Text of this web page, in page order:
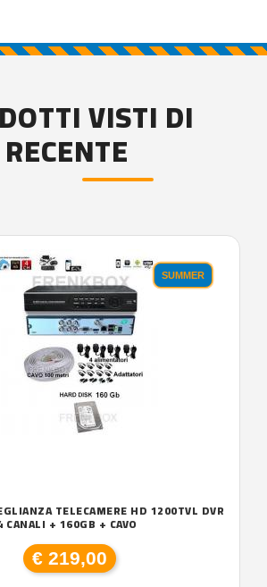
VISTI DI
RECENTE
SUMMER
TELECAMERE HD 1200TVL DVR
CANALI + 160GB + CAVO
€ 219,00